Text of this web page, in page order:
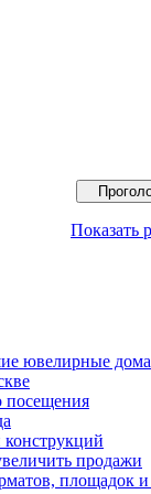
Показать
ювелирные дома
посещения
продажи
площадок